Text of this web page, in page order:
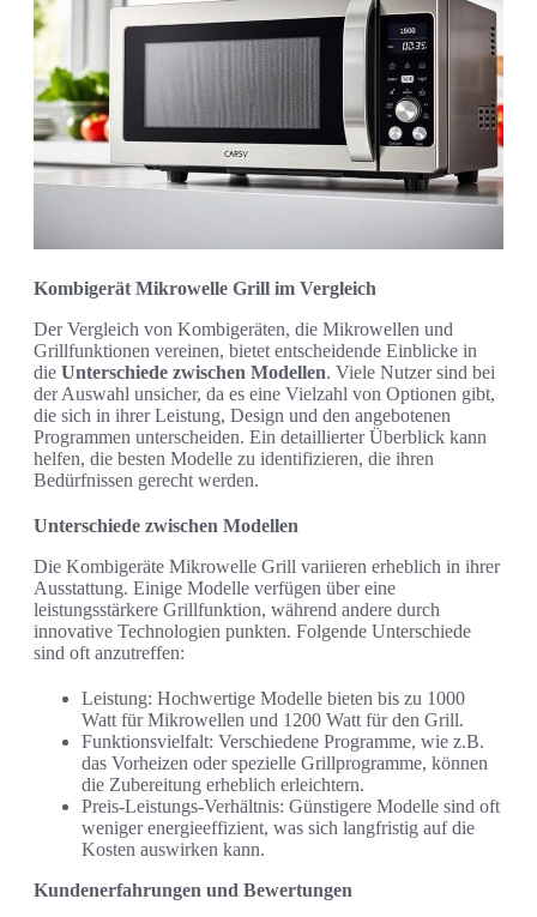
Kombigerät Mikrowelle Grill im Vergleich
Der Vergleich von Kombigeräten, die Mikrowellen und
Grillfunktionen vereinen, bietet entscheidende Einblicke in
die Unterschiede zwischen Modellen. Viele Nutzer sind bei
der Auswahl unsicher, da es eine Vielzahl von Optionen gibt,
die sich in ihrer Leistung, Design und den angebotenen
Programmen unterscheiden. Ein detaillierter Überblick kann
helfen, die besten Modelle zu identifizieren, die ihren
Bedürfnissen gerecht werden.
Unterschiede zwischen Modellen
Die Kombigeräte Mikrowelle Grill variieren erheblich in ihrer
Ausstattung. Einige Modelle verfügen über eine
leistungsstärkere Grillfunktion, während andere durch
innovative Technologien punkten. Folgende Unterschiede
sind oft anzutreffen:
Leistung: Hochwertige Modelle bieten bis zu 1000
Watt für Mikrowellen und 1200 Watt für den Grill.
Funktionsvielfalt: Verschiedene Programme, wie z.B.
das Vorheizen oder spezielle Grillprogramme, können
die Zubereitung erheblich erleichtern.
Preis-Leistungs-Verhältnis: Günstigere Modelle sind oft
weniger energieeffizient, was sich langfristig auf die
Kosten auswirken kann.
Kundenerfahrungen und Bewertungen